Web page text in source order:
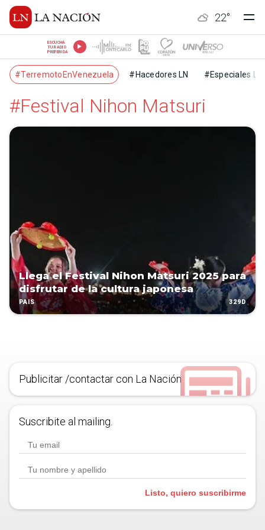
22°
ESCUCHÁ
TU RADIO
PREFERIDA
#TerremotoEnVenezuela #Hacedores LN #Especiales LN
#Festival Nihon Matsuri
Llega el Festival Nihon Matsuri 2025 para
disfrutar de la cultura japonesa
PAÍS 329D
Publicitar /contactar con La Nación
Suscribite al mailing.
Listo, quiero suscribirme